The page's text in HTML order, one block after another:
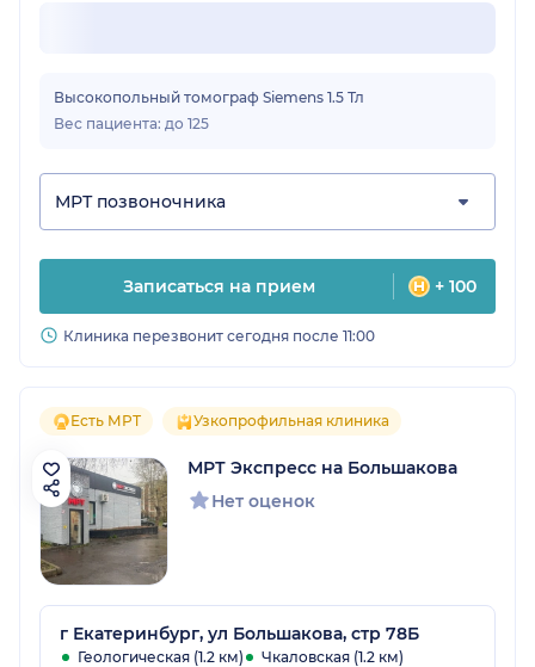
Высокопольный томограф Siemens 1.5 Тл
Вес пациента: до 125
МРТ позвоночника
Записаться на прием + 100
Клиника перезвонит сегодня после 11:00
Есть МРТ Узкопрофильная клиника
МРТ Экспресс на Большакова
Нет оценок
г Екатеринбург, ул Большакова, стр 78Б
Геологическая (1.2 км)
Чкаловская (1.2 км)